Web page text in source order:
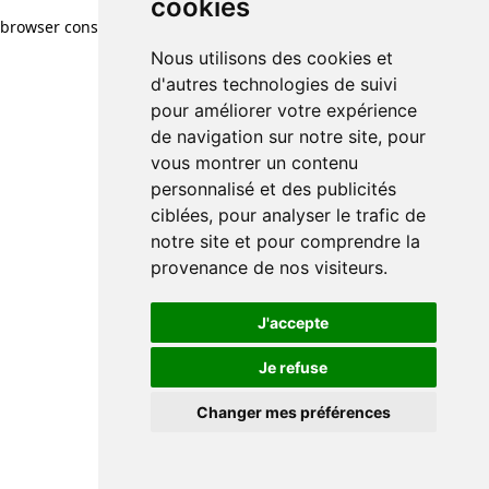
cookies
Nous utilisons des cookies et
d'autres technologies de suivi
pour améliorer votre expérience
de navigation sur notre site, pour
vous montrer un contenu
personnalisé et des publicités
ciblées, pour analyser le trafic de
notre site et pour comprendre la
provenance de nos visiteurs.
J'accepte
Je refuse
Changer mes préférences
browser console for more information)